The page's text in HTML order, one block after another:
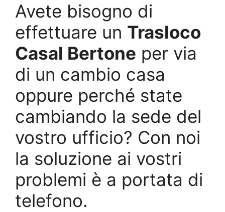
Avete bisogno di
effettuare un Trasloco
Casal Bertone per via
di un cambio casa
oppure perché state
cambiando la sede del
vostro ufficio? Con noi
la soluzione ai vostri
problemi è a portata di
telefono.